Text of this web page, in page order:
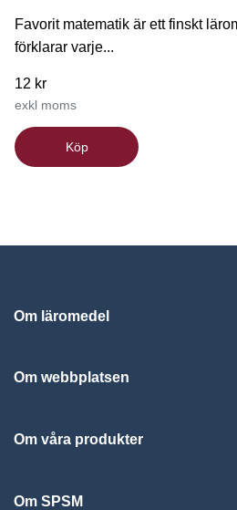
Favorit matematik är ett finskt
förklarar varje...
12 kr
exkl moms
Köp
Om läromedel
Om webbplatsen
Om våra produkter
Om SPSM